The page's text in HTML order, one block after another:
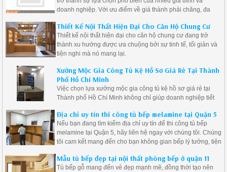
doanh nghiệp. Với ưu điểm về giá thành phải chăng, đa
pháp lý tưởng cho những ai muốn tạo ra không gian sống
hiện đại mà vẫn tiết kiệm chi phí.
Thiết Kế Nội Thất Hiện Đại Cho Căn Hộ Chung Cư
Thiết kế nội thất hiện đại cho căn hộ chung cư đang trở
thành xu hướng được ưa chuộng bởi sự tinh tế, tối giản và
tiện nghi mà nó mang lại.
Xưởng Mộc Gia Công Tủ Kệ Hồ Sơ Giá Rẻ Tại Thành
Phố Hồ Chí Minh
Việc chọn lựa xưởng mộc gia công tủ kệ hồ sơ giá rẻ tại
Thành phố Hồ Chí Minh không chỉ giúp doanh nghiệp tiết
Địa chỉ uy tín thi công tủ bếp melamine tại Quận 5
Nếu bạn đang tìm kiếm địa chỉ uy tín để thi công tủ bếp
melamine tại Quận 5, hãy liên hệ ngay với chúng tôi. Chúng
tôi cam kết mang đến cho bạn không gian bếp lý tưởng, tiện
Mẫu tủ bếp đẹp tại nội thất phòng bếp ở quận 11
Tủ bếp gỗ mang đến vẻ đẹp mạnh mẽ, đồng thời tạo nên